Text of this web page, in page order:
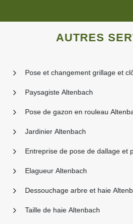
AUTRES
Pose et changement grillage et
Paysagiste Altenbach
Pose de gazon en rouleau
Jardinier Altenbach
Entreprise de pose de dallage et
Elagueur Altenbach
Dessouchage arbre et haie
Taille de haie Altenbach